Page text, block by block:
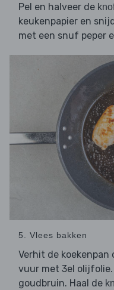
Pel en halveer de
keukenpapier en
met een snuf peper
5. Vlees bakken
Verhit de
vuur met 3el olijfolie.
goudbruin. Haal de